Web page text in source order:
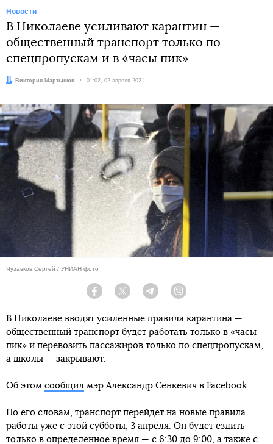
Новости
В Николаеве усиливают карантин —
общественный транспорт только по
спецпропускам и в «часы пик»
Автор:Виктория Мартынюк Дата:
01:02, 02 апреля 2021
Чузавков Сергей / УНИАН фото
Facebook Twitter Telegram
В Николаеве вводят усиленные правила карантина —
общественный транспорт будет работать только в «часы
пик» и перевозить пассажиров только по спецпропускам,
а школы — закрывают.
Об этом сообщил мэр Александр Сенкевич в Facebook.
По его словам, транспорт перейдет на новые правила
работы уже с этой субботы, 3 апреля. Он будет ездить
только в определенное время — с 6:30 до 9:00, а также с